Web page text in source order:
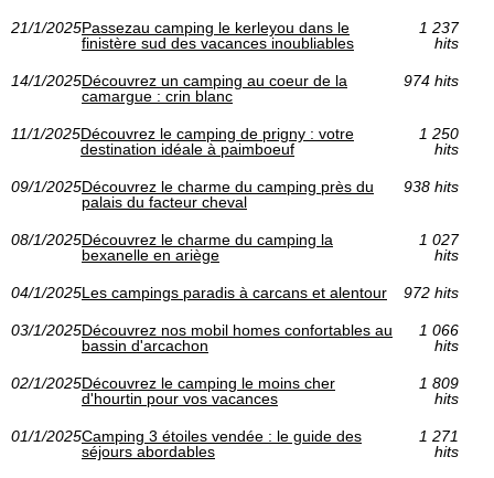
21/1/2025Passezau camping le kerleyou dans le
finistère sud des vacances inoubliables
1 237
hits
14/1/2025Découvrez un camping au coeur de la
camargue : crin blanc
974 hits
11/1/2025Découvrez le camping de prigny : votre
destination idéale à paimboeuf
1 250
hits
09/1/2025Découvrez le charme du camping près du
palais du facteur cheval
938 hits
08/1/2025Découvrez le charme du camping la
bexanelle en ariège
1 027
hits
04/1/2025Les campings paradis à carcans et alentour 972 hits
03/1/2025Découvrez nos mobil homes confortables au
bassin d'arcachon
1 066
hits
02/1/2025Découvrez le camping le moins cher
d'hourtin pour vos vacances
1 809
hits
01/1/2025Camping 3 étoiles vendée : le guide des
séjours abordables
1 271
hits